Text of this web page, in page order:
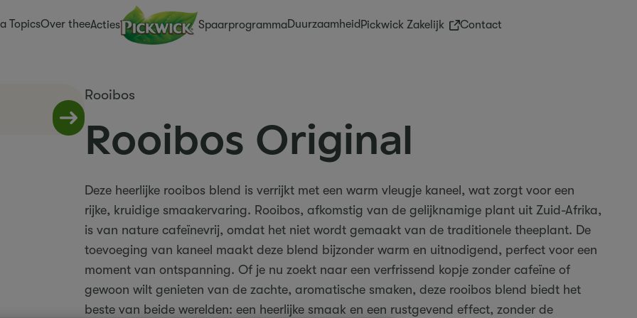
TopicsOver theeActies SpaarprogrammaDuurzaamheidPickwick Zakelijk(External link)
Contact
Rooibos
Rooibos Original
Deze heerlijke rooibos blend is verrijkt met een warm vleugje kaneel, wat zorgt voor een
rijke, kruidige smaakervaring. Rooibos, afkomstig van de gelijknamige plant uit Zuid-Afrika,
is van nature cafeïnevrij, omdat het niet wordt gemaakt van de traditionele theeplant. De
toevoeging van kaneel maakt deze blend bijzonder warm en uitnodigend, perfect voor een
moment van ontspanning. Of je nu zoekt naar een verfrissend kopje zonder cafeïne of
gewoon wilt genieten van de zachte, aromatische smaken, deze rooibos blend biedt het
beste van beide werelden: een heerlijke smaak en een rustgevend effect, zonder de